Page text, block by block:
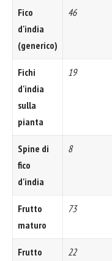
Fico
d'india
(generico)
46
Fichi
d'india
sulla
pianta
19
Spine di
fico
d'india
8
Frutto
maturo
73
Frutto
22